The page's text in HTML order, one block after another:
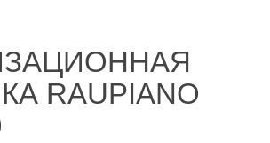
RAUPIANO